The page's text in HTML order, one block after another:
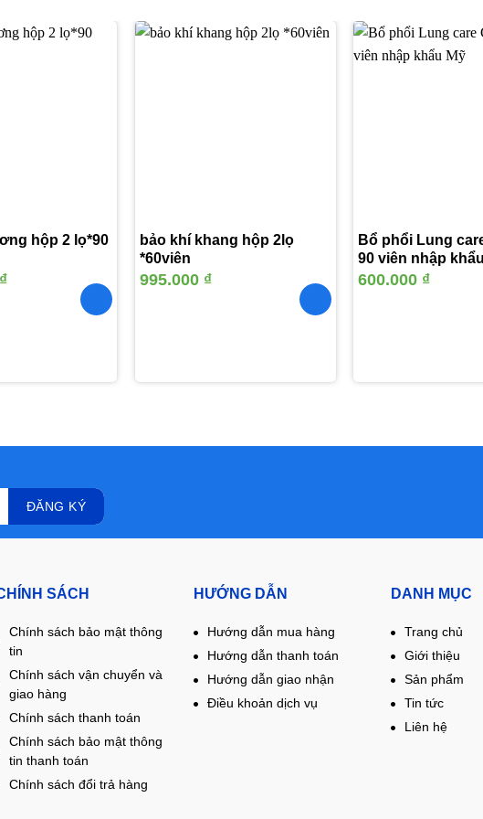
hộp 2 lọ*90
₫
bảo khí khang hộp 2lọ
*60viên
995.000 ₫
Bổ phổi Lung
90 viên nhập
600.000 ₫
SÁCH
Chính sách bảo mật thông
tin
Chính sách vận chuyển và
giao hàng
Chính sách thanh toán
Chính sách bảo mật thông
tin thanh toán
Chính sách đổi trả hàng
HƯỚNG DẪN
Hướng dẫn mua hàng
Hướng dẫn thanh toán
Hướng dẫn giao nhận
Điều khoản dịch vụ
DANH MỤC
Trang chủ
Giới thiệu
Sản phẩm
Tin tức
Liên hệ